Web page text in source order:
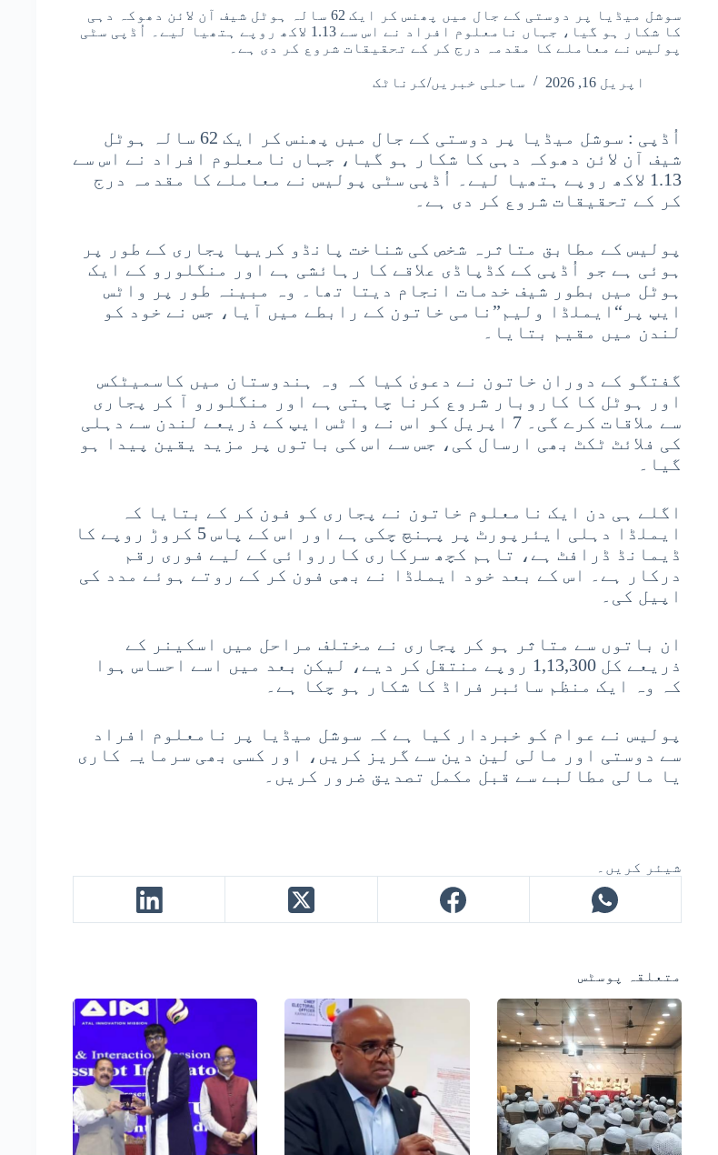
سوشل میڈیا پر دوستی کے جال میں پھنس کر ایک 62 سالہ ہوٹل شیف آن لائن دھوکہ دہی
کا شکار ہو گیا، جہاں نامعلوم افراد نے اس سے 1.13 لاکھ روپے ہتھیا لیے۔ اُڈپی سٹی
پولیس نے معاملے کا مقدمہ درج کر کے تحقیقات شروع کر دی ہے۔
اپریل 16, 2026 ساحلی خبریں/کرناٹک
اُڈپی : سوشل میڈیا پر دوستی کے جال میں پھنس کر ایک 62 سالہ ہوٹل
شیف آن لائن دھوکہ دہی کا شکار ہو گیا، جہاں نامعلوم افراد نے اس سے
1.13 لاکھ روپے ہتھیا لیے۔ اُڈپی سٹی پولیس نے معاملے کا مقدمہ درج
کر کے تحقیقات شروع کر دی ہے۔
پولیس کے مطابق متاثرہ شخص کی شناخت پانڈو کریپا پجاری کے طور پر
ہوئی ہے جو اُڈپی کے کڈپاڈی علاقے کا رہائشی ہے اور منگلورو کے ایک
ہوٹل میں بطور شیف خدمات انجام دیتا تھا۔ وہ مبینہ طور پر واٹس
ایپ پر“ایملڈا ولیم”نامی خاتون کے رابطے میں آیا، جس نے خود کو
لندن میں مقیم بتایا۔
گفتگو کے دوران خاتون نے دعویٰ کیا کہ وہ ہندوستان میں کاسمیٹکس
اور ہوٹل کا کاروبار شروع کرنا چاہتی ہے اور منگلورو آ کر پجاری
سے ملاقات کرے گی۔ 7 اپریل کو اس نے واٹس ایپ کے ذریعے لندن سے دہلی
کی فلائٹ ٹکٹ بھی ارسال کی، جس سے اس کی باتوں پر مزید یقین پیدا ہو
گیا۔
اگلے ہی دن ایک نامعلوم خاتون نے پجاری کو فون کر کے بتایا کہ
ایملڈا دہلی ایئرپورٹ پر پہنچ چکی ہے اور اس کے پاس 5 کروڑ روپے کا
ڈیمانڈ ڈرافٹ ہے، تاہم کچھ سرکاری کارروائی کے لیے فوری رقم
درکار ہے۔ اس کے بعد خود ایملڈا نے بھی فون کر کے روتے ہوئے مدد کی
اپیل کی۔
ان باتوں سے متاثر ہو کر پجاری نے مختلف مراحل میں اسکینر کے
ذریعے کل 1,13,300 روپے منتقل کر دیے، لیکن بعد میں اسے احساس ہوا
کہ وہ ایک منظم سائبر فراڈ کا شکار ہو چکا ہے۔
پولیس نے عوام کو خبردار کیا ہے کہ سوشل میڈیا پر نامعلوم افراد
سے دوستی اور مالی لین دین سے گریز کریں، اور کسی بھی سرمایہ کاری
یا مالی مطالبے سے قبل مکمل تصدیق ضرور کریں۔
شیئر کریں۔
متعلقہ پوسٹس